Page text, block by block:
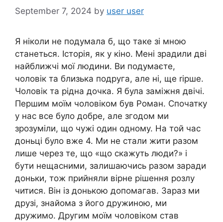
September 7, 2024 by user user
Я ніколи не подумала б, що таке зі мною
станеться. Історія, як у кіно. Мені зрадили дві
найближчі мої людини. Ви подумаєте,
чоловік та близька подруга, але ні, ще rірше.
Чоловік та рідна дочка. Я була заміжня двічі.
Першим моїм чоловіком був Роман. Спочатку
у нас все було добре, але згодом ми
зрозуміли, що чужі один одному. На той час
доньці було вже 4. Ми не стали жити разом
лише через те, що «що скажуть люди?» і
бути нещасними, залишаючись разом заради
доньки, тож прийняли вірне рішення розлу
читися. Він із донькою допомагав. Зараз ми
друзі, знайома з його дружиною, ми
дружимо. Другим моїм чоловіком став